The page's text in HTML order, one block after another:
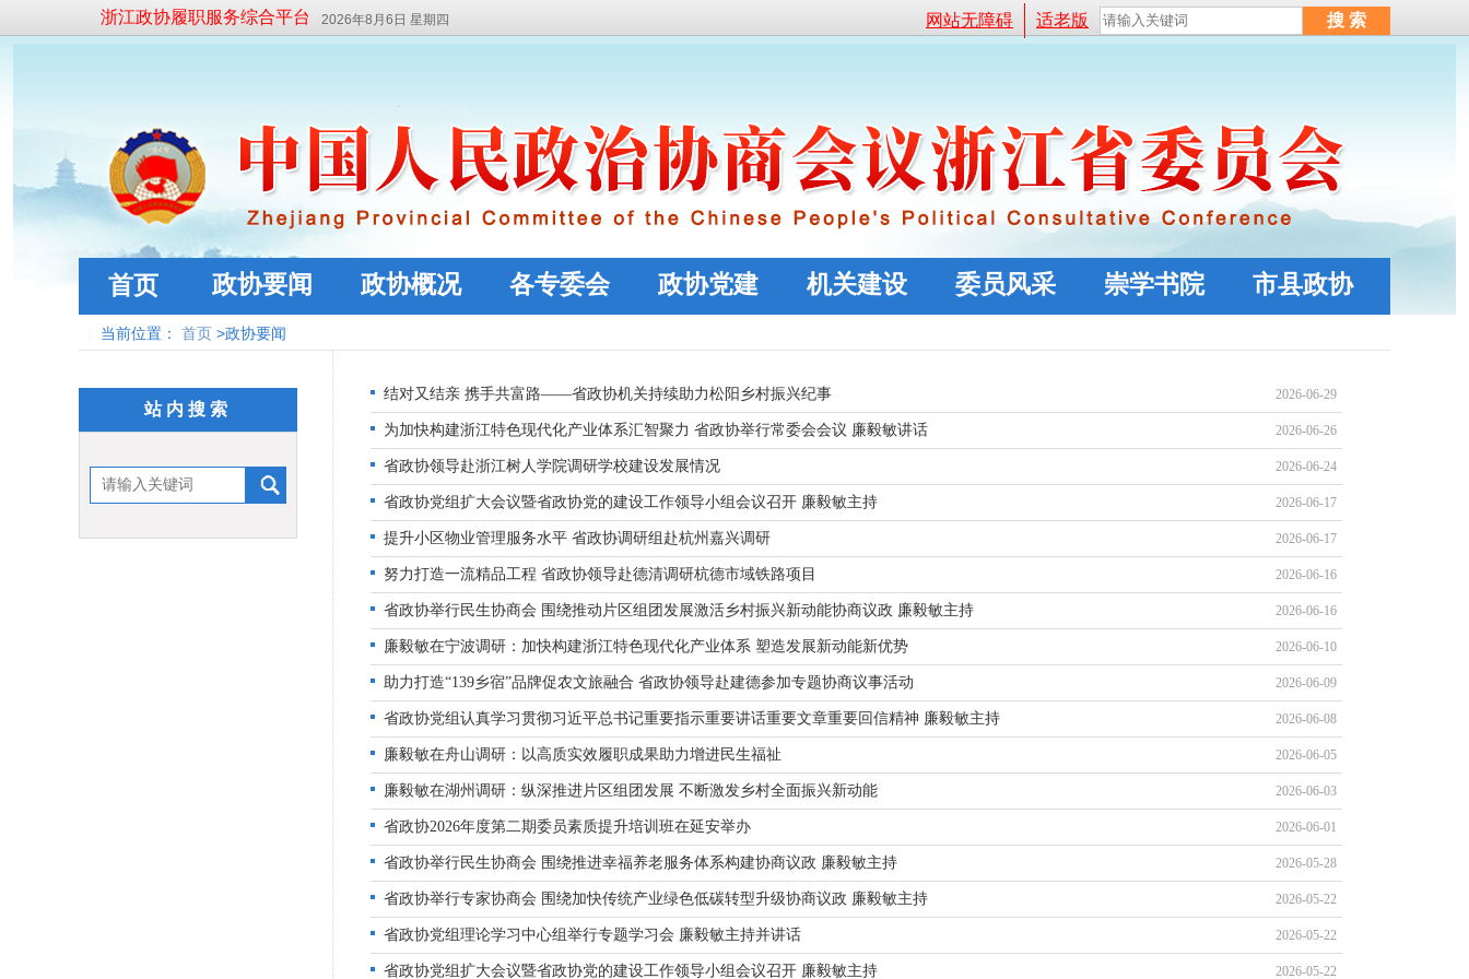
浙江政协履职服务综合平台 网站无障碍 适老版
2026年8月6日 星期四
首页 政协要闻 政协概况 各专委会 政协党建 机关建设 委员风采 崇学书院 市县政协
当前位置： 首页 >政协要闻
站内搜索
2026-06-29
结对又结亲 携手共富路——省政协机关持续助力松阳乡村振兴纪事
2026-06-26
为加快构建浙江特色现代化产业体系汇智聚力 省政协举行常委会会议 廉毅敏讲话
2026-06-24
省政协领导赴浙江树人学院调研学校建设发展情况
2026-06-17
省政协党组扩大会议暨省政协党的建设工作领导小组会议召开 廉毅敏主持
2026-06-17
提升小区物业管理服务水平 省政协调研组赴杭州嘉兴调研
2026-06-16
努力打造一流精品工程 省政协领导赴德清调研杭德市域铁路项目
2026-06-16
省政协举行民生协商会 围绕推动片区组团发展激活乡村振兴新动能协商议政 廉毅敏主持
2026-06-10
廉毅敏在宁波调研：加快构建浙江特色现代化产业体系 塑造发展新动能新优势
2026-06-09
助力打造“139乡宿”品牌促农文旅融合 省政协领导赴建德参加专题协商议事活动
2026-06-08
省政协党组认真学习贯彻习近平总书记重要指示重要讲话重要文章重要回信精神 廉毅敏主持
2026-06-05
廉毅敏在舟山调研：以高质实效履职成果助力增进民生福祉
2026-06-03
廉毅敏在湖州调研：纵深推进片区组团发展 不断激发乡村全面振兴新动能
2026-06-01
省政协2026年度第二期委员素质提升培训班在延安举办
2026-05-28
省政协举行民生协商会 围绕推进幸福养老服务体系构建协商议政 廉毅敏主持
2026-05-22
省政协举行专家协商会 围绕加快传统产业绿色低碳转型升级协商议政 廉毅敏主持
2026-05-22
省政协党组理论学习中心组举行专题学习会 廉毅敏主持并讲话
2026-05-22
省政协党组扩大会议暨省政协党的建设工作领导小组会议召开 廉毅敏主持